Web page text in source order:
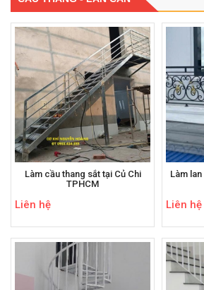
Làm cầu thang sắt tại Củ Chi
TPHCM
Liên hệ
Làm
Liên hệ